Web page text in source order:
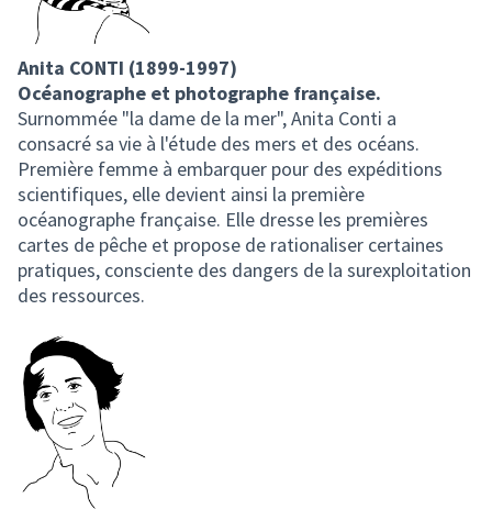
Anita CONTI (1899-1997)
Océanographe et photographe française.
Surnommée "la dame de la mer", Anita Conti a
consacré sa vie à l'étude des mers et des océans.
Première femme à embarquer pour des expéditions
scientifiques, elle devient ainsi la première
océanographe française. Elle dresse les premières
cartes de pêche et propose de rationaliser certaines
pratiques, consciente des dangers de la surexploitation
des ressources.